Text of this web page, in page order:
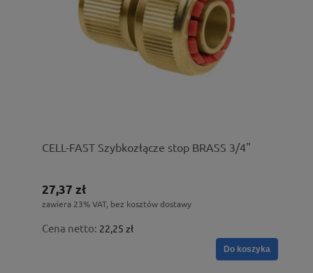
CELL-FAST Szybkozłącze stop BRASS 3/4"
27,37 zł
zawiera 23% VAT, bez kosztów dostawy
Cena netto: 22,25 zł
Do koszyka